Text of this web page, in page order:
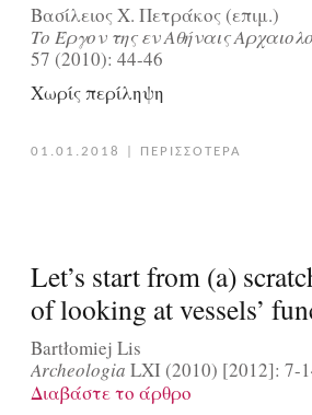
Βασίλειος Χ. Πετράκος (επιμ.)
Tο Έργον της εν Aθήναις
57 (2010): 44-46
Χωρίς περίληψη
01.01.2018 ΠΕΡΙΣΣΟΤΕΡΑ
Let’s start from (a)
of looking at vessels’
Bartłomiej Lis
Archeologia LXI (2010) [2012]: 7-
Διαβάστε το άρθρο